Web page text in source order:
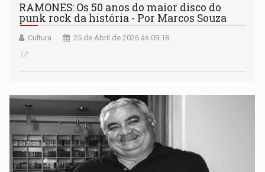
RAMONES: Os 50 anos do maior disco do
punk rock da história - Por Marcos Souza
Cultura 25 de Abril de 2026 às 09:18